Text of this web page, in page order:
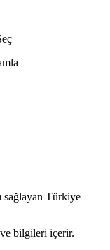
sağlayan Türkiye
bilgileri içerir.